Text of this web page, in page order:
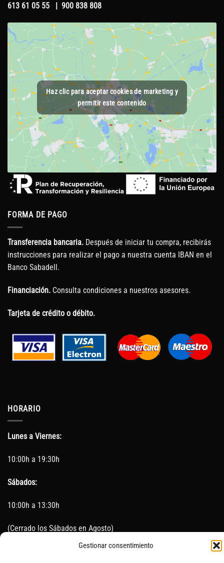
Gestionar consentimiento
613 61 05 55 | 900 838 808
Haz clic para aceptar cookies de marketing y
permitir este contenido
FORMA DE PAGO
Transferencia bancaria. Después de iniciar tu compra, recibirás
instrucciones para realizar el pago a nuestra cuenta IBAN en el
Banco Sabadell.
Financiación. Consulta condiciones a nuestros asesores.
Tarjeta de crédito o débito.
HORARIO
Lunes a Viernes:
10:00h a 19:30h
Sábados:
10:00h a 13:30h
(Cerrado los Sábados en Agosto)
Sin servicio de taller del 15 de Agosto al 5 de septiembre